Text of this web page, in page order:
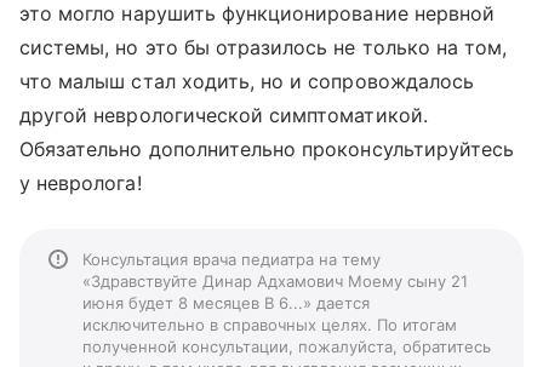
это могло нарушить функционирование нервной
системы, но это бы отразилось не только на том,
что малыш стал ходить, но и сопровождалось
другой неврологической симптоматикой.
Обязательно дополнительно проконсультируйтесь
у невролога!
Консультация врача педиатра на тему
«Здравствуйте Динар Адхамович Моему сыну 21
июня будет 8 месяцев В 6...» дается
исключительно в справочных целях. По итогам
полученной консультации, пожалуйста, обратитесь